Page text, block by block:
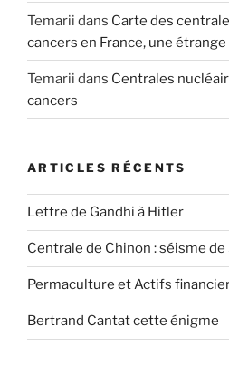
Temarii dans Carte des
cancers en France, une
Temarii dans Centrales
cancers
ARTICLES RÉCENTS
Lettre de Gandhi à Hitler
Centrale de Chinon : séisme de
Permaculture et Actifs
Bertrand Cantat cette énigme